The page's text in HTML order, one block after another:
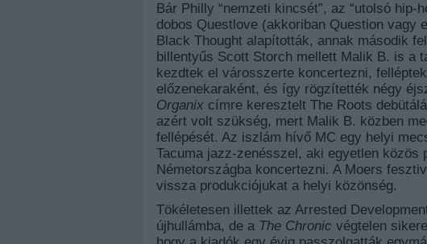
Bár Philly “nemzeti kincsét”, az “utolsó
dobos Questlove (akkoriban Question vagy
Black Thought alapították, annak második
billentyűs Scott Storch mellett Malik B. is a
kezdtek el városszerte koncertezni,
előzenekaraként, és így rögzítették négy
Organix címre keresztelt The Roots
azért volt szükség, mert Malik B. közben
fellépését. Az iszlám hívő MC egy helyi
Tacuma jazz-zenésszel, aki egyetlen közös
Németországba koncertezni. A Moers
vissza produkciójukat a helyi közönség.
Tökéletesen illettek az Arrested
újhullámba, de a The Chronic végtelen